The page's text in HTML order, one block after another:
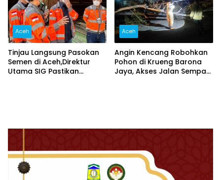
Aceh
Tinjau Langsung Pasokan
Semen di Aceh,Direktur
Utama SIG Pastikan
Aceh
Angin Kencang Robohkan
Pohon di Krueng Barona
Jaya, Akses Jalan Sempat